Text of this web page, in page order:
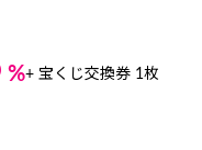
%+ 宝くじ交換券 1枚